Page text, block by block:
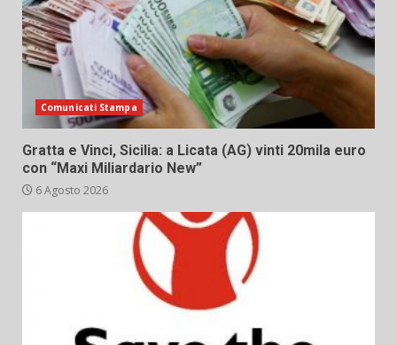
Comunicati Stampa
Gratta e Vinci, Sicilia: a Licata (AG) vinti 20mila euro
con “Maxi Miliardario New”
6 Agosto 2026